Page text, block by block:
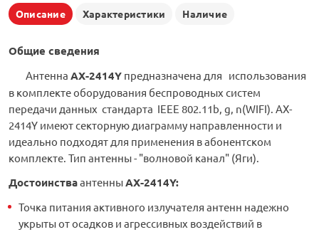
Описание Характеристики Наличие
Общие сведения
Антенна АX-2414Y предназначена для использования
в комплекте оборудования беспроводных систем
передачи данных стандарта IEEE 802.11b, g, n(WIFI). АX-
2414Y имеют секторную диаграмму направленности и
идеально подходят для применения в абонентском
комплекте. Тип антенны - "волновой канал" (Яги).
ДостоинстваантенныАX-2414Y:
Точка питания активного излучателя антенн надежно
укрыты от осадков и агрессивных воздействий в